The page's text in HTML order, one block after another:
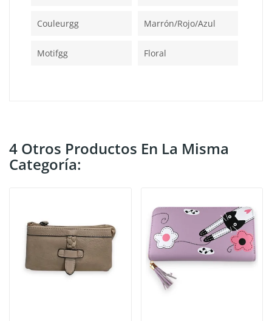
Couleurgg Marrón/rojo/azul
Motifgg Floral
4 Otros Productos En La Misma
Categoría: